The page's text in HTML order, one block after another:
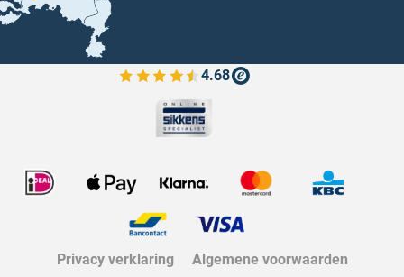
4.68
Bekijk de verfplaza beoordelingen
Privacy verklaring Algemene voorwaarden